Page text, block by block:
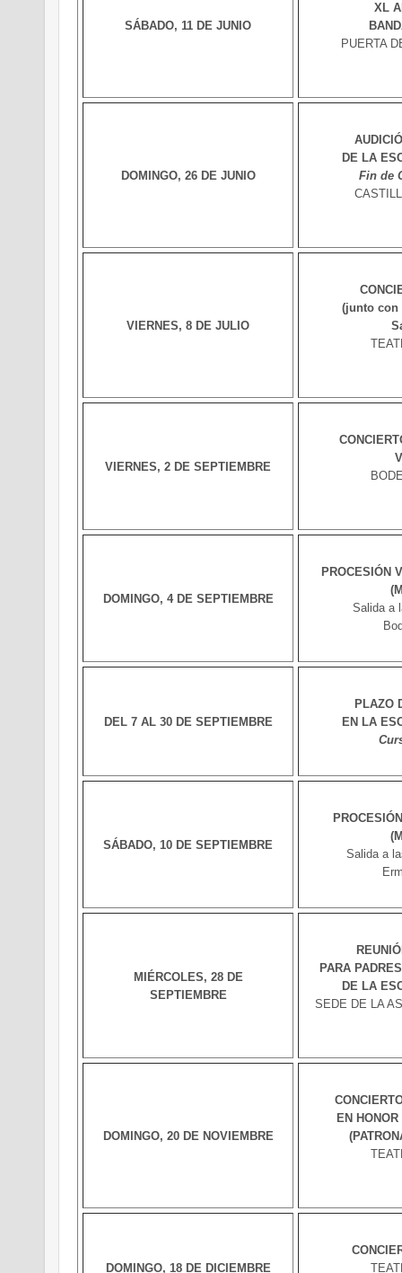
SÁBADO, 11 DE JUNIO
XL
PUERTA
DOMINGO, 26 DE JUNIO
DE LA
Fin de
VIERNES, 8 DE JULIO
(junto con
VIERNES, 2 DE SEPTIEMBRE
DOMINGO, 4 DE SEPTIEMBRE
PROCESIÓN
Salida a
DEL 7 AL 30 DE SEPTIEMBRE
PLAZO
EN LA
SÁBADO, 10 DE SEPTIEMBRE
Salida a
MIÉRCOLES, 28 DE
SEPTIEMBRE
PARA
DE LA
SEDE DE LA
DOMINGO, 20 DE NOVIEMBRE
EN
DOMINGO, 18 DE DICIEMBRE